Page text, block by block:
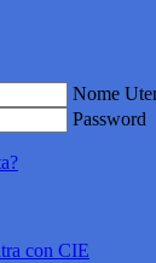
Nome
Password
con CIE